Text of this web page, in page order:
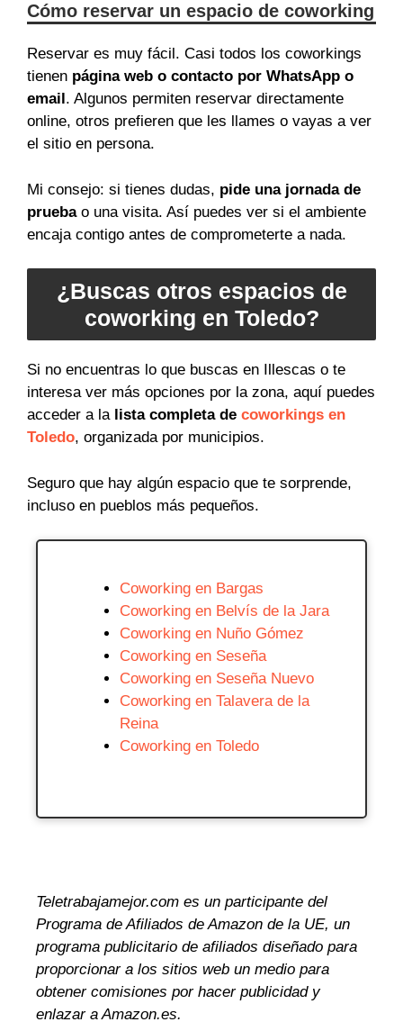
Cómo reservar un espacio de coworking
Reservar es muy fácil. Casi todos los coworkings
tienen página web o contacto por WhatsApp o
email . Algunos permiten reservar directamente
online, otros prefieren que les llames o vayas a ver
el sitio en persona.
Mi consejo: si tienes dudas, pide una jornada de
pruebao una visita. Así puedes ver si el ambiente
encaja contigo antes de comprometerte a nada.
¿Buscas otros espacios de
coworking en Toledo?
Si no encuentras lo que buscas en Illescas o te
interesa ver más opciones por la zona, aquí puedes
acceder a lalista completa de coworkings en
Toledo, organizada por municipios.
Seguro que hay algún espacio que te sorprende,
incluso en pueblos más pequeños.
Coworking en Bargas
Coworking en Belvís de la Jara
Coworking en Nuño Gómez
Coworking en Seseña
Coworking en Seseña Nuevo
Coworking en Talavera de la
Reina
Coworking en Toledo
Teletrabajamejor.com es un participante del
Programa de Afiliados de Amazon de la UE, un
programa publicitario de afiliados diseñado para
proporcionar a los sitios web un medio para
obtener comisiones por hacer publicidad y
enlazar a Amazon.es.